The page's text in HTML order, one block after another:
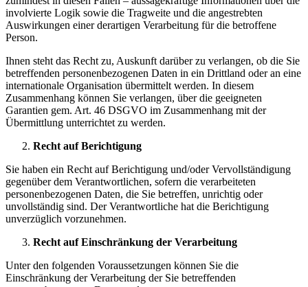
involvierte Logik sowie die Tragweite und die angestrebten
Auswirkungen einer derartigen Verarbeitung für die betroffene
Person.
Ihnen steht das Recht zu, Auskunft darüber zu verlangen, ob die Sie
betreffenden personenbezogenen Daten in ein Drittland oder an eine
internationale Organisation übermittelt werden. In diesem
Zusammenhang können Sie verlangen, über die geeigneten
Garantien gem. Art. 46 DSGVO im Zusammenhang mit der
Übermittlung unterrichtet zu werden.
Recht auf Berichtigung
Sie haben ein Recht auf Berichtigung und/oder Vervollständigung
gegenüber dem Verantwortlichen, sofern die verarbeiteten
personenbezogenen Daten, die Sie betreffen, unrichtig oder
unvollständig sind. Der Verantwortliche hat die Berichtigung
unverzüglich vorzunehmen.
Recht auf Einschränkung der Verarbeitung
Unter den folgenden Voraussetzungen können Sie die
Einschränkung der Verarbeitung der Sie betreffenden